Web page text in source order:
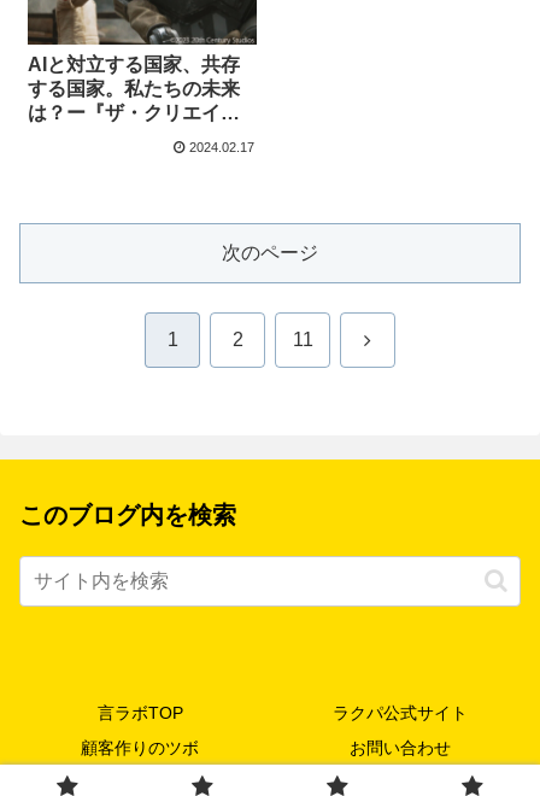
AIと対立する国家、共存
する国家。私たちの未来
は？ー『ザ・クリエイタ
2024.02.17
次のページ
1 2 11 次
このブログ内を検索
言ラボTOP
ラクパ公式サイト
顧客作りのツボ
お問い合わせ
© 2008-2026 言ラボ（koto-lab）.